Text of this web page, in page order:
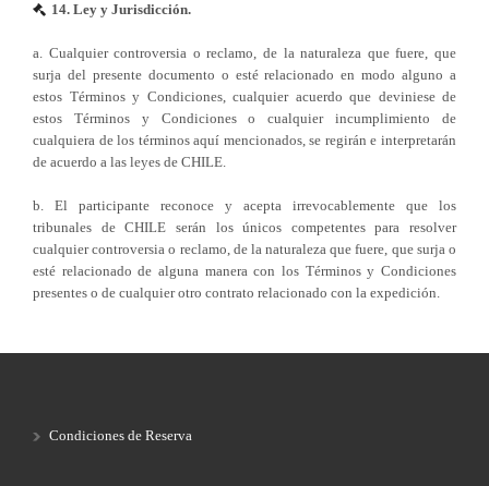
14. Ley y Jurisdicción.
a. Cualquier controversia o reclamo, de la naturaleza que fuere, que
surja del presente documento o esté relacionado en modo alguno a
estos Términos y Condiciones, cualquier acuerdo que deviniese de
estos Términos y Condiciones o cualquier incumplimiento de
cualquiera de los términos aquí mencionados, se regirán e interpretarán
de acuerdo a las leyes de CHILE.
b. El participante reconoce y acepta irrevocablemente que los
tribunales de CHILE serán los únicos competentes para resolver
cualquier controversia o reclamo, de la naturaleza que fuere, que surja o
esté relacionado de alguna manera con los Términos y Condiciones
presentes o de cualquier otro contrato relacionado con la expedición.
Condiciones de Reserva